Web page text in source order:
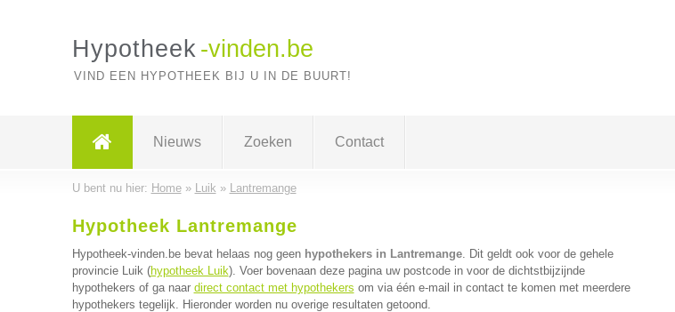
Hypotheek -vinden.be
VIND EEN HYPOTHEEK BIJ U IN DE BUURT!
Nieuws Zoeken Contact
U bent nu hier: Home» Luik » Lantremange
Hypotheek Lantremange
Hypotheek-vinden.be bevat helaas nog geen hypothekers in Lantremange. Dit geldt ook voor de gehele
provincie Luik (hypotheek Luik). Voer bovenaan deze pagina uw postcode in voor de dichtstbijzijnde
hypothekers of ga naar direct contact met hypothekers om via één e-mail in contact te komen met meerdere
hypothekers tegelijk. Hieronder worden nu overige resultaten getoond.